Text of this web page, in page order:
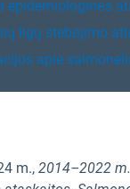
epidemiologinės
ligų stebėjimo
apie
m., 2014–2022